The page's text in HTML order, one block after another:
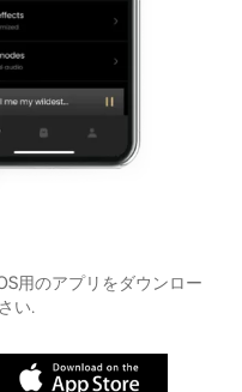
用のアプリをダウンロー
い.